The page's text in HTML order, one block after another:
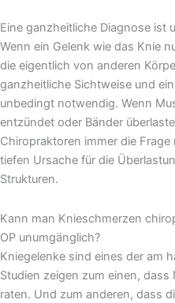
Eine ganzheitliche Diagnose ist
Wenn ein Gelenk wie das Knie
die eigentlich von anderen
ganzheitliche Sichtweise und
unbedingt notwendig. Wenn
entzündet oder Bänder
Chiropraktoren immer die Frage
tiefen Ursache für die
Strukturen.
Kann man Knieschmerzen
OP unumgänglich?
Kniegelenke sind eines der am
Studien zeigen zum einen,
raten. Und zum anderen, dass